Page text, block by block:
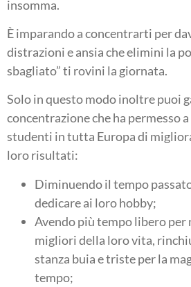
insomma.
È imparando a concentrarti per
distrazioni e ansia che elimini la
sbagliato” ti rovini la giornata.
Solo in questo modo inoltre puoi
concentrazione che ha permesso
studenti in tutta Europa di
loro risultati:
Diminuendo il tempo
dedicare ai loro hobby;
Avendo più tempo libero per
migliori della loro vita,
stanza buia e triste per la
tempo;